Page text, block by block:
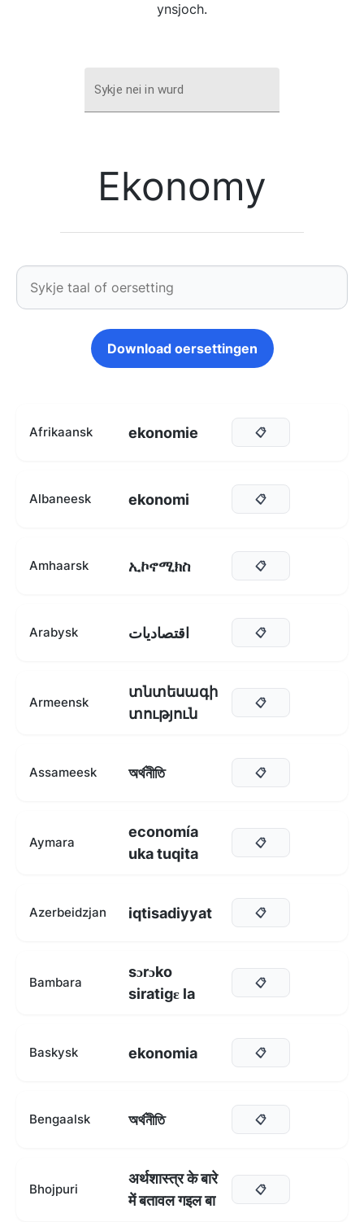
ynsjoch.
Sykje nei in wurd
Ekonomy
Download oersettingen
Afrikaansk ekonomie 📋
Albaneesk ekonomi 📋
Amhaarsk ኢኮኖሚክስ 📋
Arabysk اقتصاديات 📋
Armeensk
տնտեսագի
տություն
📋
Assameesk অৰ্থনীতি 📋
Aymara
economía
uka tuqita
📋
Azerbeidzjan iqtisadiyyat 📋
Bambara
sɔrɔko
siratigɛ la
📋
Baskysk ekonomia 📋
Bengaalsk অর্থনীতি 📋
Bhojpuri
अर्थशास्त्र के बारे
में बतावल गइल बा
📋